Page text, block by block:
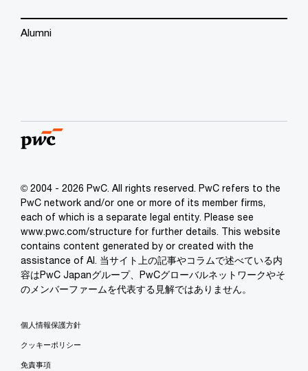
Alumni
© 2004 - 2026 PwC. All rights reserved. PwC refers to the
PwC network and/or one or more of its member firms,
each of which is a separate legal entity. Please see
www.pwc.com/structure for further details. This website
contains content generated by or created with the
assistance of AI. 当サイト上の記事やコラムで述べている内
容はPwC Japanグループ、PwCグローバルネットワークやそ
のメンバーファームを代表する見解ではありません。
個人情報保護方針
クッキーポリシー
免責事項